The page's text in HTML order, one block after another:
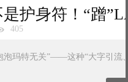
护身符！“蹭
405
泡玛特无关”——这种“大字引